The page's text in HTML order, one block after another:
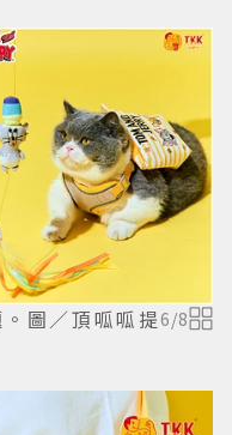
圖／頂呱呱提 6/8